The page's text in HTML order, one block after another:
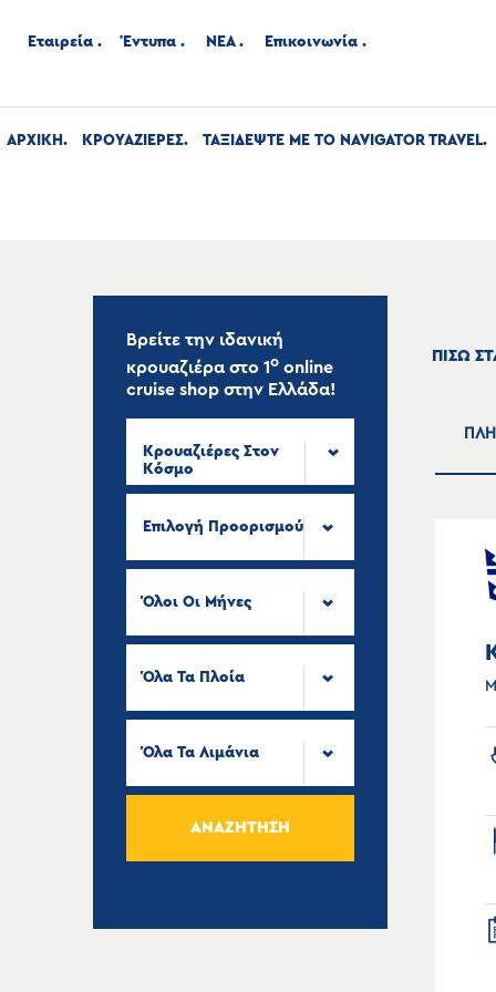
Εταιρεία Έντυπα ΝΕΑ Επικοινωνία
ΑΡΧΙΚΉ ΚΡΟΥΑΖΙΕΡΕΣ ΤΑΞΙΔΕΨΤΕ ΜΕ ΤΟ NAVIGATOR TRAVEL
Βρείτε την ιδανική
κρουαζιέρα στο 1ο online
cruise shop στην Ελλάδα!
Κρουαζιέρες Στον
Κόσμο
Επιλογή Προορισμού
Όλοι Οι Μήνες
Όλα Τα Πλοία
Όλα Τα Λιμάνια
ΑΝΑΖΉΤΗΣΗ
ΠΙΣΩ